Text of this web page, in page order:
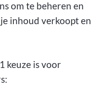
om te beheren en
inhoud verkoopt en
keuze is voor